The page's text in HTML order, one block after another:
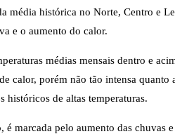
média histórica no Norte, Centro e
e o aumento do calor.
médias mensais dentro e
calor, porém não tão intensa
históricos de altas temperaturas.
é marcada pelo aumento das chuvas